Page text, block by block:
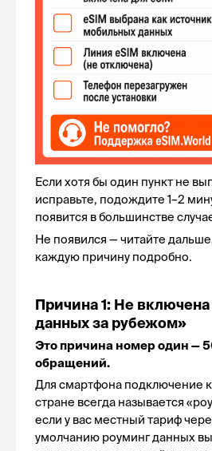
Если хотя бы один пункт не
исправьте, подождите 1–2
появится в большинстве
Не появился — читайте
каждую причину подробно.
Причина 1: Не
данных за рубежом»
Это причина номер один —
обращений.
Для смартфона подключение к
стране всегда называется
если у вас местный тариф
умолчанию роуминг данных